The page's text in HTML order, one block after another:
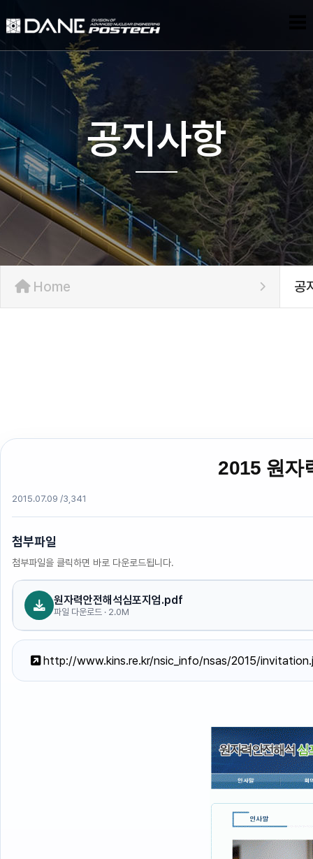
공지사항
Home 공
2015 원자
2015.07.09 /3,341
첨부파일
첨부파일을 클릭하면 바로 다운로드됩니다.
원자력안전해석심포지엄.pdf
파일 다운로드 · 2.0M
http://www.kins.re.kr/nsic_info/nsas/2015/